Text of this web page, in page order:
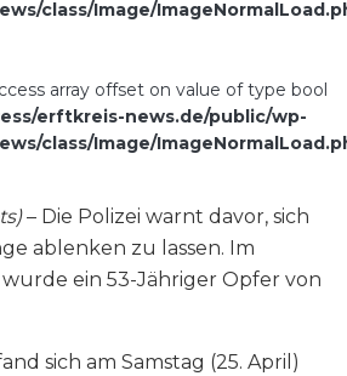
class/Image/
array offset on value of type bool
erftkreis-news.de/public/wp-
class/Image/
– Die Polizei warnt davor, sich
ablenken zu lassen. Im
ein 53-Jähriger Opfer von
sich am Samstag (25. April)